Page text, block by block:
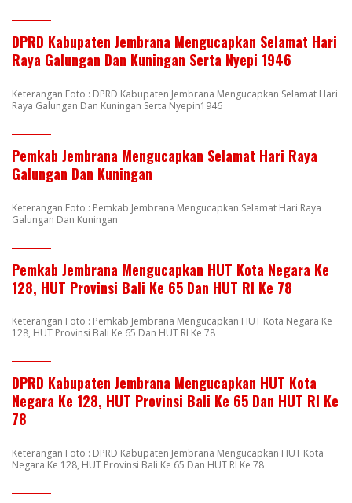
DPRD Kabupaten Jembrana Mengucapkan Selamat Hari
Raya Galungan Dan Kuningan Serta Nyepi 1946
Keterangan Foto : DPRD Kabupaten Jembrana Mengucapkan Selamat Hari
Raya Galungan Dan Kuningan Serta Nyepin1946
Pemkab Jembrana Mengucapkan Selamat Hari Raya
Galungan Dan Kuningan
Keterangan Foto : Pemkab Jembrana Mengucapkan Selamat Hari Raya
Galungan Dan Kuningan
Pemkab Jembrana Mengucapkan HUT Kota Negara Ke
128, HUT Provinsi Bali Ke 65 Dan HUT RI Ke 78
Keterangan Foto : Pemkab Jembrana Mengucapkan HUT Kota Negara Ke
128, HUT Provinsi Bali Ke 65 Dan HUT RI Ke 78
DPRD Kabupaten Jembrana Mengucapkan HUT Kota
Negara Ke 128, HUT Provinsi Bali Ke 65 Dan HUT RI Ke
78
Keterangan Foto : DPRD Kabupaten Jembrana Mengucapkan HUT Kota
Negara Ke 128, HUT Provinsi Bali Ke 65 Dan HUT RI Ke 78